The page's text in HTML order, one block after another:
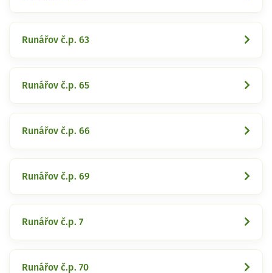
Runářov č.p. 63
Runářov č.p. 65
Runářov č.p. 66
Runářov č.p. 69
Runářov č.p. 7
Runářov č.p. 70